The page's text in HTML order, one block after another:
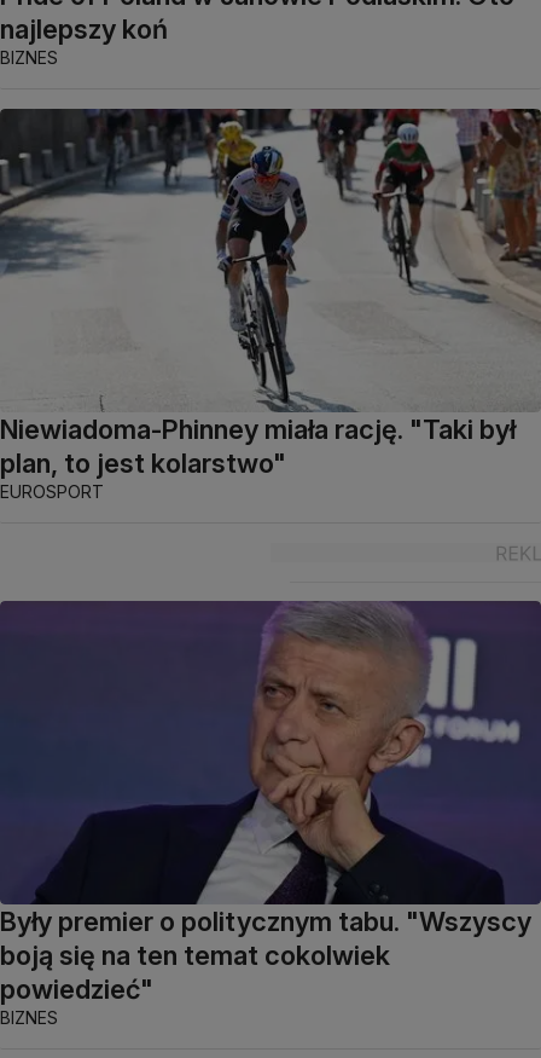
najlepszy koń
BIZNES
Niewiadoma-Phinney miała rację. "Taki był
plan, to jest kolarstwo"
EUROSPORT
Były premier o politycznym tabu. "Wszyscy
boją się na ten temat cokolwiek
powiedzieć"
BIZNES